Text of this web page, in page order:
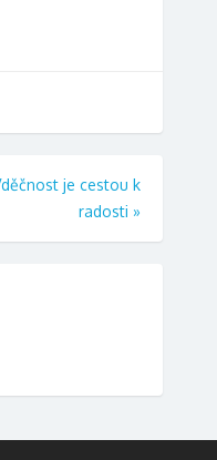
je cestou k
radosti »